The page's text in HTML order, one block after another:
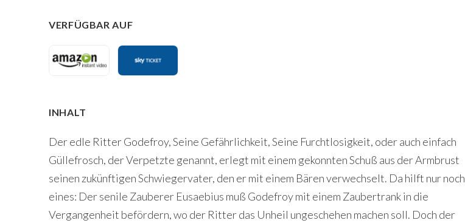
VERFÜGBAR AUF
INHALT
Der edle Ritter Godefroy, Seine Gefährlichkeit, Seine Furchtlosigkeit, oder auch einfach
Güllefrosch, der Verpetzte genannt, erlegt mit einem gekonnten Schuß aus der Armbrust
seinen zukünftigen Schwiegervater, den er mit einem Bären verwechselt. Da hilft nur noch
eines: Der senile Zauberer Eusaebius muß Godefroy mit einem Zaubertrank in die
Vergangenheit befördern, wo der Ritter das Unheil ungeschehen machen soll. Doch der